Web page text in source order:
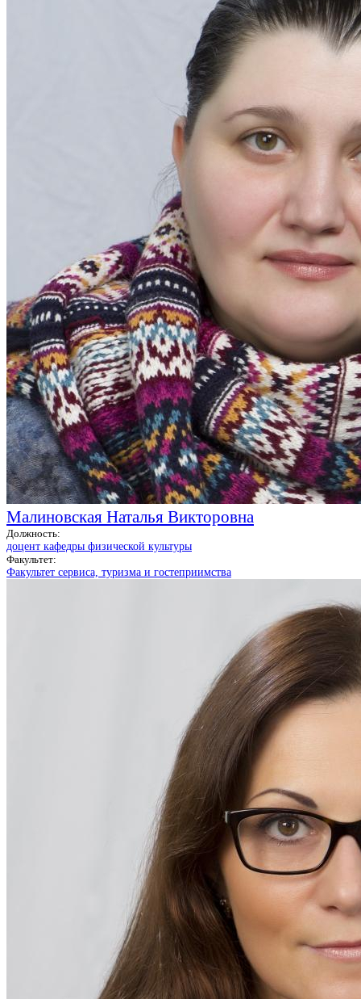
Малиновская Наталья Викторовна
Должность:
доцент кафедры физической культуры
Факультет:
Факультет сервиса, туризма и гостеприимства